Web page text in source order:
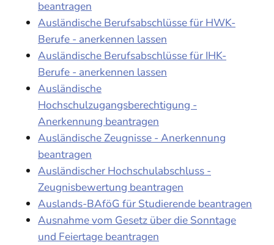
beantragen
Ausländische Berufsabschlüsse für HWK-
Berufe - anerkennen lassen
Ausländische Berufsabschlüsse für IHK-
Berufe - anerkennen lassen
Ausländische
Hochschulzugangsberechtigung -
Anerkennung beantragen
Ausländische Zeugnisse - Anerkennung
beantragen
Ausländischer Hochschulabschluss -
Zeugnisbewertung beantragen
Auslands-BAföG für Studierende beantragen
Ausnahme vom Gesetz über die Sonntage
und Feiertage beantragen